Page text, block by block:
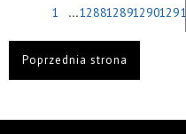
1 ...1288128912901291
Poprzednia strona